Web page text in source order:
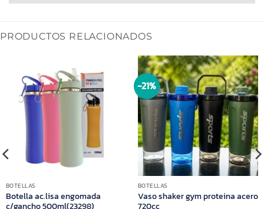
PRODUCTOS RELACIONADOS
BOTELLAS
Botella ac.lisa engomada
c/gancho 500ml(23298)
-21%
BOTELLAS
Vaso shaker gym proteina acero
720cc